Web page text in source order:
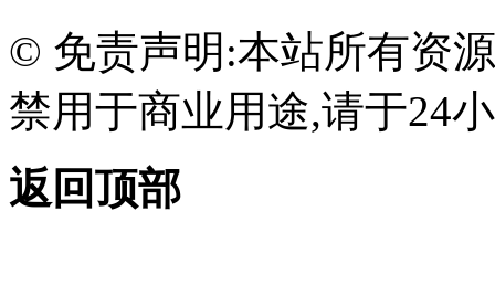
© 免责声明:本站所有资
禁用于商业用途,请于24
返回顶部